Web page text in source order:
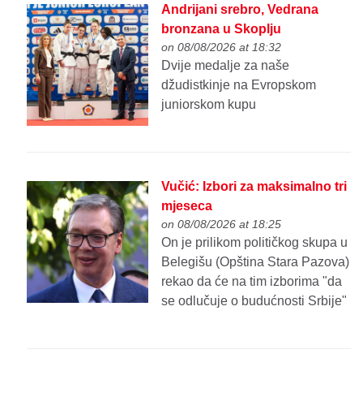
Andrijani srebro, Vedrana
bronzana u Skoplju
on 08/08/2026 at 18:32
Dvije medalje za naše
džudistkinje na Evropskom
juniorskom kupu
Vučić: Izbori za maksimalno tri
mjeseca
on 08/08/2026 at 18:25
On je prilikom političkog skupa u
Belegišu (Opština Stara Pazova)
rekao da će na tim izborima "da
se odlučuje o budućnosti Srbije"